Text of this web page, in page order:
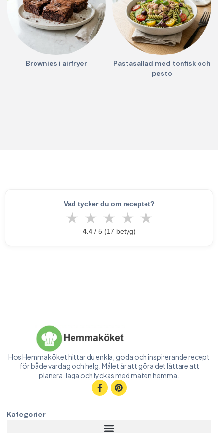
Brownies i airfryer
Pastasallad med tonfisk och
pesto
Vad tycker du om receptet?
★ ★ ★ ★ ★
4.4/ 5 (17 betyg)
Hos Hemmaköket hittar du enkla, goda och inspirerande recept
för både vardag och helg. Målet är att göra det lättare att
planera, laga och lyckas med maten hemma.
Kategorier